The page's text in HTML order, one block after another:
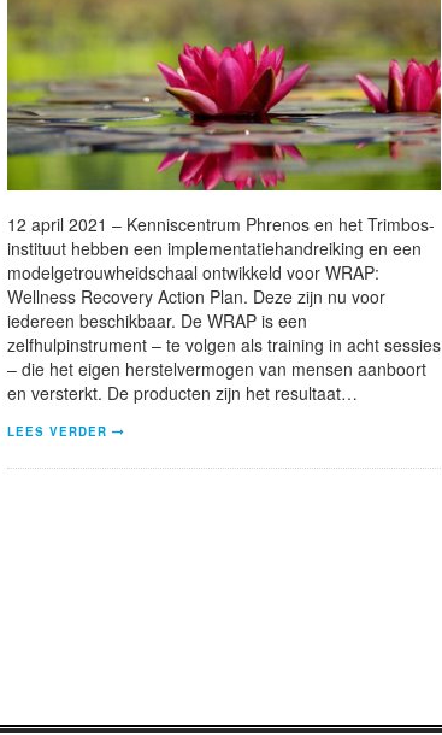
12 april 2021 – Kenniscentrum Phrenos en het Trimbos-
instituut hebben een implementatiehandreiking en een
modelgetrouwheidschaal ontwikkeld voor WRAP:
Wellness Recovery Action Plan. Deze zijn nu voor
iedereen beschikbaar. De WRAP is een
zelfhulpinstrument – te volgen als training in acht sessies
– die het eigen herstelvermogen van mensen aanboort
en versterkt. De producten zijn het resultaat…
LEES VERDER